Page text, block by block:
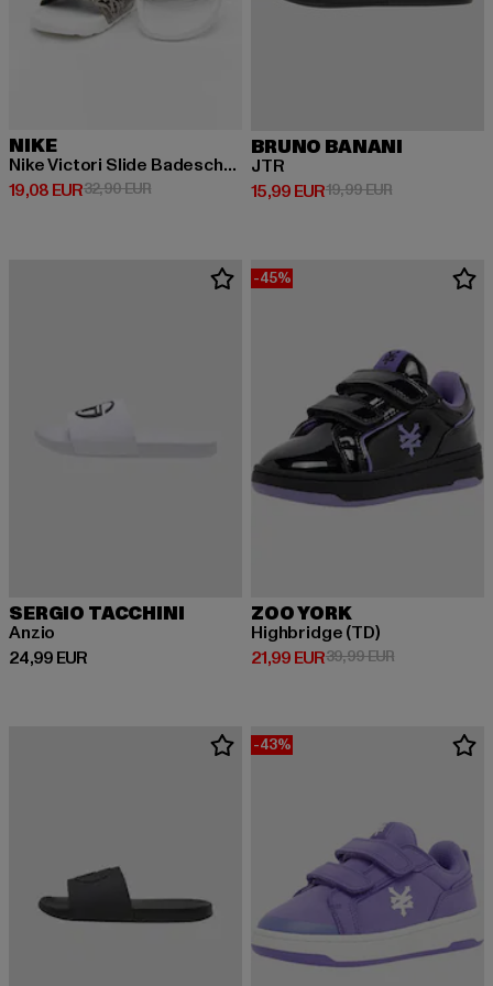
NIKE
Nike Victori Slide Badeschuhe
19,08 EUR
Derzeitiger Preis: 19,08 EUR
32,90 EURAktionspreis: 32,90 EUR
BRUNO BANANI
JTR
15,99 EUR
Derzeitiger Preis: 15,99 EUR
19,99 EURAktionspreis:
SERGIO TACCHINI
Anzio
24,99 EUR
Derzeitiger Preis: 24,99 EUR
-45%
ZOO YORK
Highbridge (TD)
21,99 EUR
Derzeitiger Preis: 21,99 EUR
39,99 EURAktionspreis:
-43%